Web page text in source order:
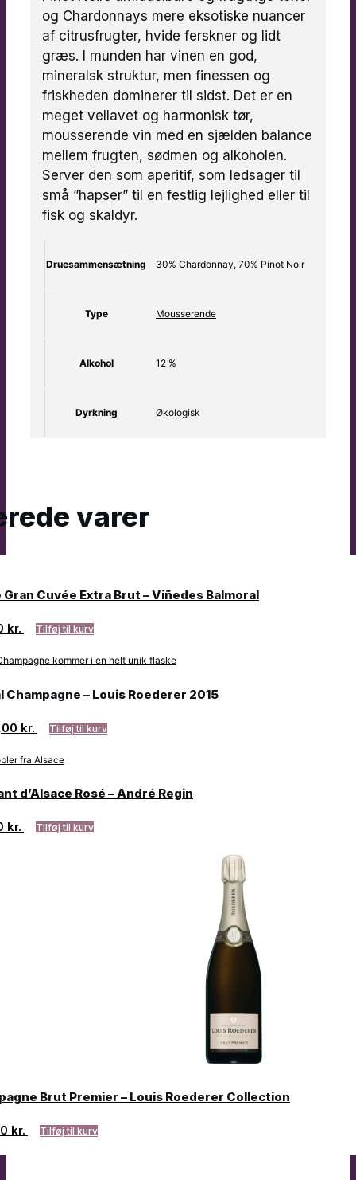
og Chardonnays mere eksotiske nuancer
af citrusfrugter, hvide ferskner og lidt
græs. I munden har vinen en god,
mineralsk struktur, men finessen og
friskheden dominerer til sidst. Det er en
meget vellavet og harmonisk tør,
mousserende vin med en sjælden balance
mellem frugten, sødmen og alkoholen.
Server den som aperitif, som ledsager til
små ”hapser” til en festlig lejlighed eller til
fisk og skaldyr.
Druesammensætning 30% Chardonnay, 70% Pinot Noir
Type Mousserende
Alkohol 12 %
Dyrkning Økologisk
varer
Gran Cuvée Extra Brut – Viñedes Balmoral
kr. Tilføj til kurv
Champagne – Louis Roederer 2015
kr. Tilføj til kurv
d’Alsace Rosé – André Regin
kr. Tilføj til kurv
Brut Premier – Louis Roederer Collection
kr. Tilføj til kurv